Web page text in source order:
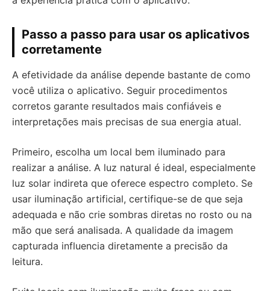
Passo a passo para usar os aplicativos
corretamente
A efetividade da análise depende bastante de como
você utiliza o aplicativo. Seguir procedimentos
corretos garante resultados mais confiáveis e
interpretações mais precisas de sua energia atual.
Primeiro, escolha um local bem iluminado para
realizar a análise. A luz natural é ideal, especialmente
luz solar indireta que oferece espectro completo. Se
usar iluminação artificial, certifique-se de que seja
adequada e não crie sombras diretas no rosto ou na
mão que será analisada. A qualidade da imagem
capturada influencia diretamente a precisão da
leitura.